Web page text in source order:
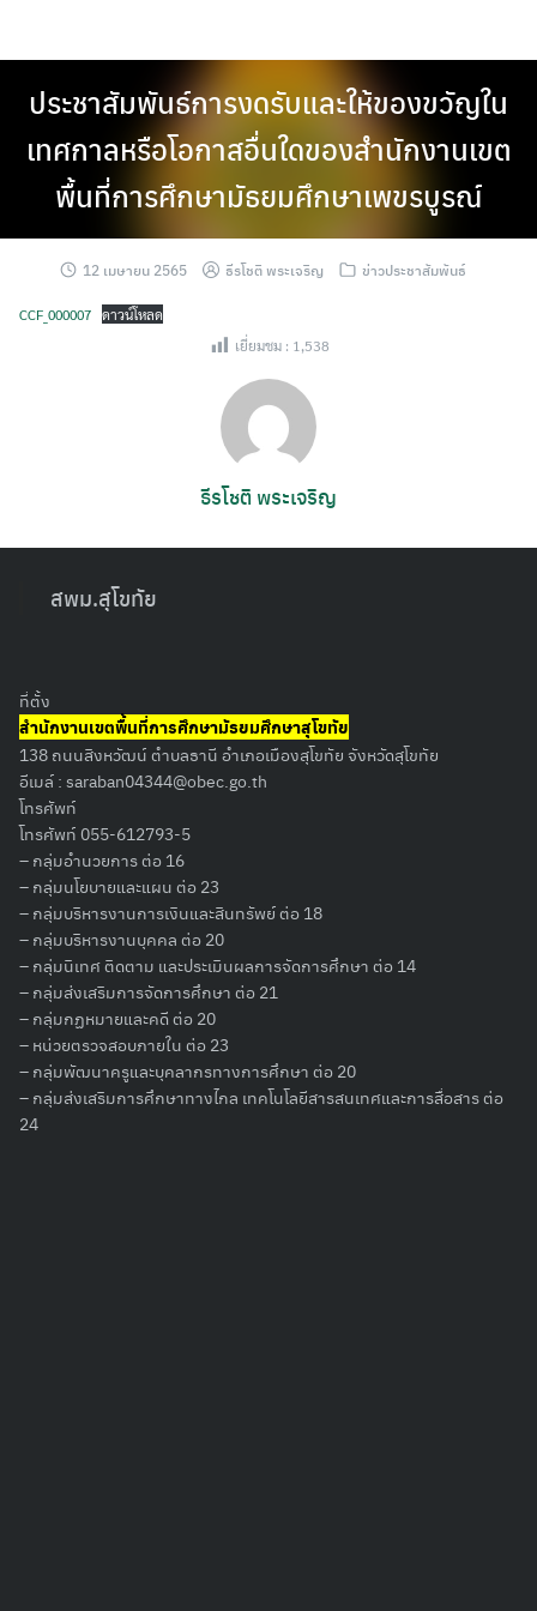
content
Search
for:
ประชาสัมพันธ์การงดรับและให้ของขวัญใน
เทศกาลหรือโอกาสอื่นใดของสำนักงานเขต
พื้นที่การศึกษามัธยมศึกษาเพขรบูรณ์
12 เมษายน 2565 ธีรโชติ พระเจริญ ข่าวประชาสัมพันธ์
CCF_000007 ดาวน์โหลด
เยี่ยมชม : 1,538
ธีรโชติ พระเจริญ
สพม.สุโขทัย
ที่ตั้ง
สำนักงานเขตพื้นที่การศึกษามัธยมศึกษาสุโขทัย
138 ถนนสิงหวัฒน์ ตำบลธานี อำเภอเมืองสุโขทัย จังหวัดสุโขทัย
อีเมล์ : saraban04344@obec.go.th
โทรศัพท์
โทรศัพท์ 055-612793-5
– กลุ่มอำนวยการ ต่อ 16
– กลุ่มนโยบายและแผน ต่อ 23
– กลุ่มบริหารงานการเงินและสินทรัพย์ ต่อ 18
– กลุ่มบริหารงานบุคคล ต่อ 20
– กลุ่มนิเทศ ติดตาม และประเมินผลการจัดการศึกษา ต่อ 14
– กลุ่มส่งเสริมการจัดการศึกษา ต่อ 21
– กลุ่มกฏหมายและคดี ต่อ 20
– หน่วยตรวจสอบภายใน ต่อ 23
– กลุ่มพัฒนาครูและบุคลากรทางการศึกษา ต่อ 20
– กลุ่มส่งเสริมการศึกษาทางไกล เทคโนโลยีสารสนเทศและการสื่อสาร ต่อ
24